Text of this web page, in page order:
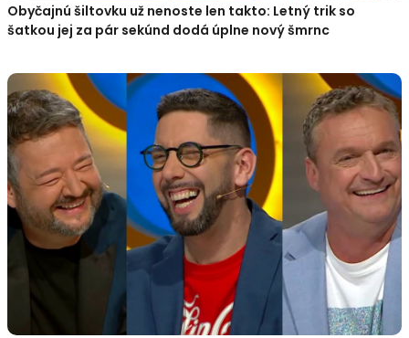
Obyčajnú šiltovku už nenoste len takto: Letný trik so
šatkou jej za pár sekúnd dodá úplne nový šmrnc